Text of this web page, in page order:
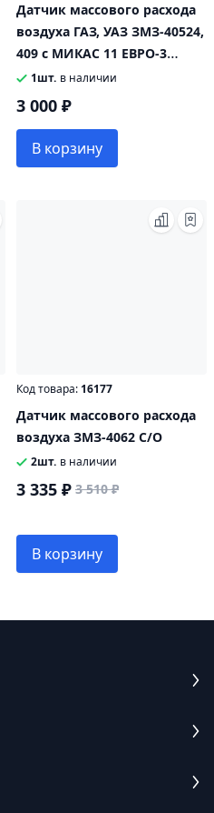
Датчик массового расхода
воздуха ГАЗ, УАЗ ЗМЗ-40524,
409 с МИКАС 11 ЕВРО-3
CARTRONIC CRTR0069340
1шт. в наличии
3 000 ₽
В корзину
Код товара: 16177
Датчик массового расхода
воздуха ЗМЗ-4062 С/О
2шт. в наличии
3 335 ₽ 3 510 ₽
В корзину